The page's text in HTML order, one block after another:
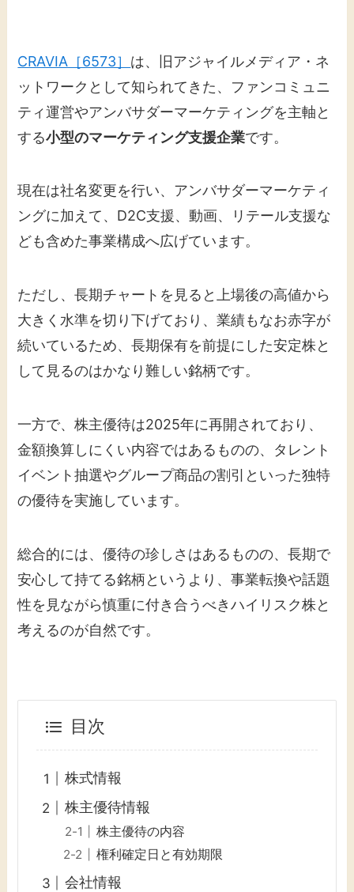
CRAVIA［6573］ は、旧アジャイルメディア・ネ
ットワークとして知られてきた、ファンコミュニ
ティ運営やアンバサダーマーケティングを主軸と
する小型のマーケティング支援企業です。
現在は社名変更を行い、アンバサダーマーケティ
ングに加えて、D2C支援、動画、リテール支援な
ども含めた事業構成へ広げています。
ただし、長期チャートを見ると上場後の高値から
大きく水準を切り下げており、業績もなお赤字が
続いているため、長期保有を前提にした安定株と
して見るのはかなり難しい銘柄です。
一方で、株主優待は2025年に再開されており、
金額換算しにくい内容ではあるものの、タレント
イベント抽選やグループ商品の割引といった独特
の優待を実施しています。
総合的には、優待の珍しさはあるものの、長期で
安心して持てる銘柄というより、事業転換や話題
性を見ながら慎重に付き合うべきハイリスク株と
考えるのが自然です。
目次
株式情報
株主優待情報
株主優待の内容
権利確定日と有効期限
会社情報